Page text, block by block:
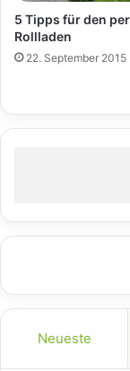
5 Tipps für den
Rollladen
22. September 2015
Neueste